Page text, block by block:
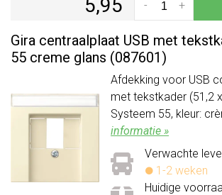
5,95 +
-
Gira centraalplaat USB met
55 creme glans (087601)
Afdekking voor USB
met tekstkader (51,2
Systeem 55, kleur:
informatie »
Verwachte
1-2 weken
Huidige